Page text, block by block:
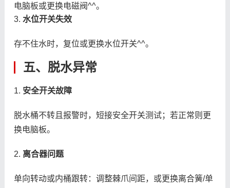
电脑板或更换电磁阀^^。
3. 水位开关失效
存不住水时，复位或更换水位开关^^。
五、脱水异常
1. 安全开关故障
脱水桶不转且报警时，短接安全开关测试；若正常则更
换电脑板。
2. 离合器问题
单向转动或内桶跟转：调整棘爪间距，或更换离合簧/单